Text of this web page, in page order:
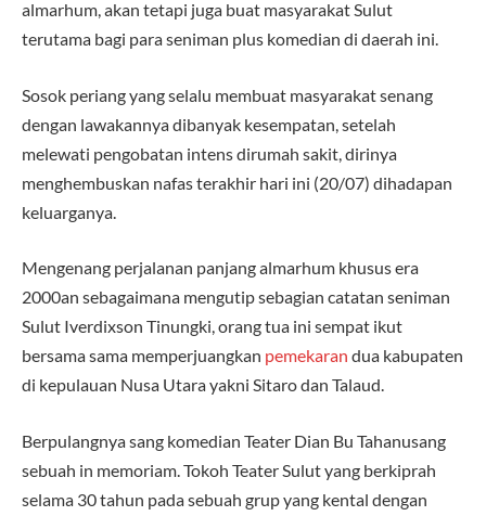
almarhum, akan tetapi juga buat masyarakat Sulut
terutama bagi para seniman plus komedian di daerah ini.
Sosok periang yang selalu membuat masyarakat senang
dengan lawakannya dibanyak kesempatan, setelah
melewati pengobatan intens dirumah sakit, dirinya
menghembuskan nafas terakhir hari ini (20/07) dihadapan
keluarganya.
Mengenang perjalanan panjang almarhum khusus era
2000an sebagaimana mengutip sebagian catatan seniman
Sulut Iverdixson Tinungki, orang tua ini sempat ikut
bersama sama memperjuangkan pemekaran dua kabupaten
di kepulauan Nusa Utara yakni Sitaro dan Talaud.
Berpulangnya sang komedian Teater Dian Bu Tahanusang
sebuah in memoriam. Tokoh Teater Sulut yang berkiprah
selama 30 tahun pada sebuah grup yang kental dengan